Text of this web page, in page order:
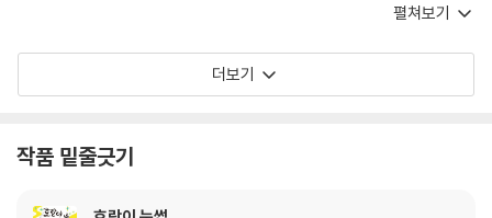
향을 바꾸어 봤을 뿐인데 새로운 세상이다. 신난
새 나도 함께 날아간다. 빠르고 경쾌한 속도감에
이대로 끝내고 싶지 않은 스포츠 경기처럼 계속
펼쳐보기
더보기
작품 밑줄긋기